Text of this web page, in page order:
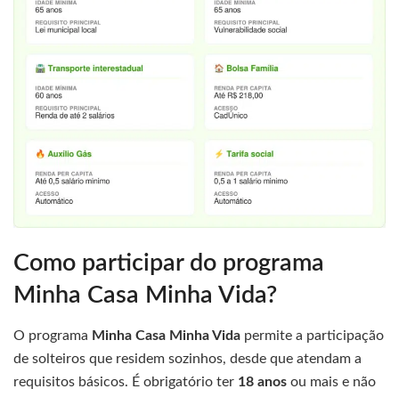
Como participar do programa
Minha Casa Minha Vida?
O programa Minha Casa Minha Vida permite a participação
de solteiros que residem sozinhos, desde que atendam a
requisitos básicos. É obrigatório ter 18 anos ou mais e não